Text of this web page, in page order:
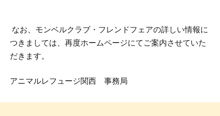
なお、モンベルクラブ・フレンドフェアの詳しい情報に
つきましては、再度ホームページにてご案内させていた
だきます。
アニマルレフュージ関西 事務局